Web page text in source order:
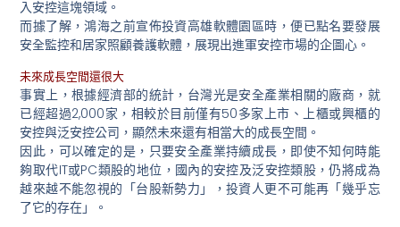
入安控這塊領域。
而據了解，鴻海之前宣佈投資高雄軟體園區時，便已點名要發展
安全監控和居家照顧養護軟體，展現出進軍安控市場的企圖心。
未來成長空間還很大
事實上，根據經濟部的統計，台灣光是安全產業相關的廠商，就
已經超過2,000家，相較於目前僅有50多家上市、上櫃或興櫃的
安控與泛安控公司，顯然未來還有相當大的成長空間。
因此，可以確定的是，只要安全產業持續成長，即使不知何時能
夠取代IT或PC類股的地位，國內的安控及泛安控類股，仍將成為
越來越不能忽視的「台股新勢力」，投資人更不可能再「幾乎忘
了它的存在」。